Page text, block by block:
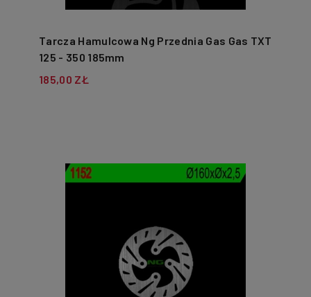
Tarcza Hamulcowa Ng Przednia Gas Gas TXT
125 - 350 185mm
185,00 ZŁ